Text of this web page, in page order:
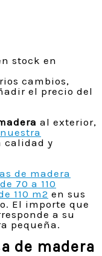
stock en
cambios,
el precio del
al exterior,
calidad y
de madera
70 a 110
110 m2 en sus
El importe que
a su
pequeña.
de madera